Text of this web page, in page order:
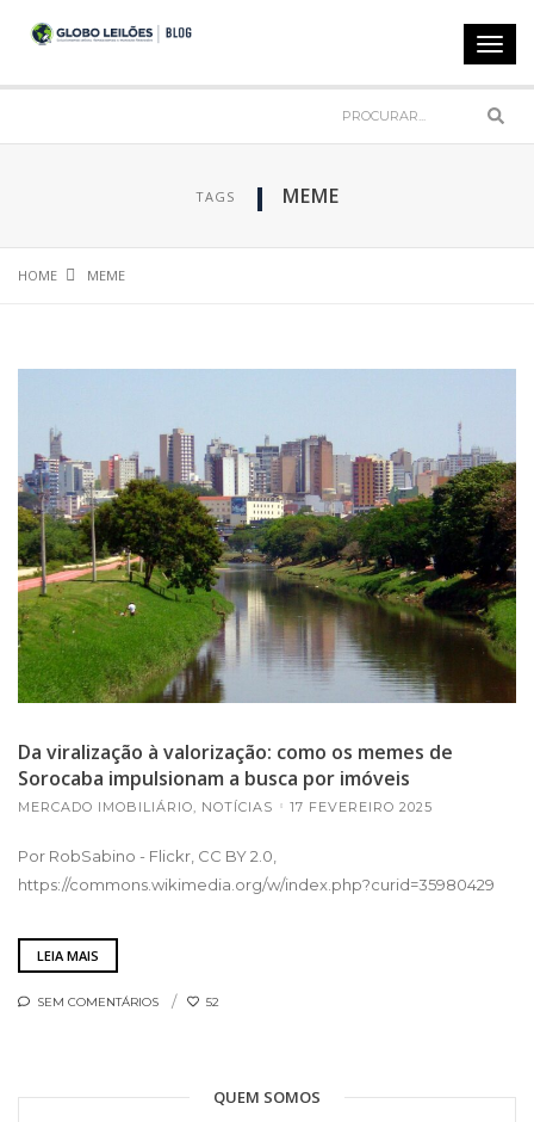
TAGS MEME
HOME MEME
Da viralização à valorização: como os memes de
Sorocaba impulsionam a busca por imóveis
MERCADO IMOBILIÁRIO, NOTÍCIAS 17 FEVEREIRO 2025
Por RobSabino - Flickr, CC BY 2.0,
https://commons.wikimedia.org/w/index.php?curid=35980429
LEIA MAIS
SEM COMENTÁRIOS 52
QUEM SOMOS